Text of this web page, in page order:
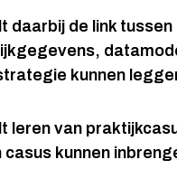
daarbij de link tussen
kunnen
leren van
casus kunnen